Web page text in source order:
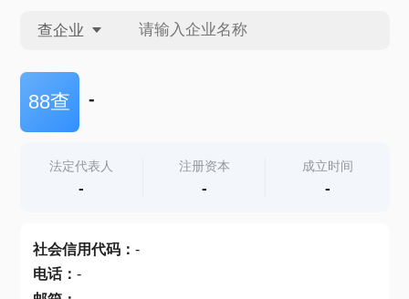
查企业
查企业
查产地
88查 -
法定代表人
-
注册资本
-
成立时间
-
社会信用代码： -
电话： -